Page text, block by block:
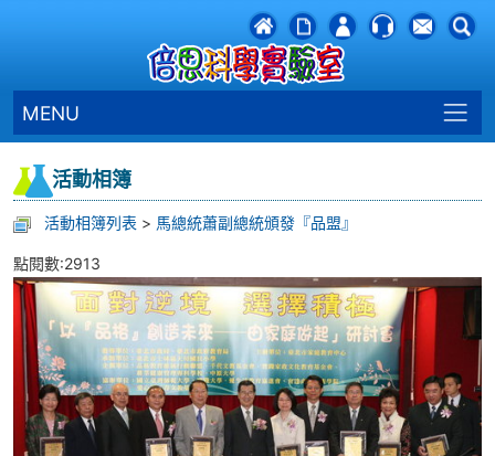
MENU
活動相簿
活動相簿列表 > 馬總統蕭副總統頒發『品盟』
點閱數:2913